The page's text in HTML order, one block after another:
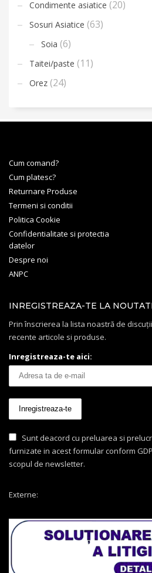
Condimente asiatice (20)
Sosuri Asiatice (63)
Soia (6)
Taitei/paste (11)
Orez (24)
Cum comand?
Cum platesc?
Returnare Produse
Termeni si conditii
Politica Cookie
Confidentialitate si protectia
datelor
Despre noi
ANPC
INREGISTREAZA-TE LA
Prin înscrierea la lista noastră de
recente articole si produse.
Inregistreaza-te aici:
Sunt deacord cu preluarea si
furnizate in acest formular conform
scopul de newsletter.
Externe: